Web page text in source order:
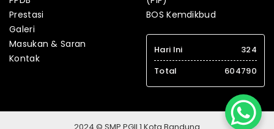
Prestasi
Galeri
Masukan & Saran
Kontak
BOS Kemdikbud
Hari Ini
324
Total
604790